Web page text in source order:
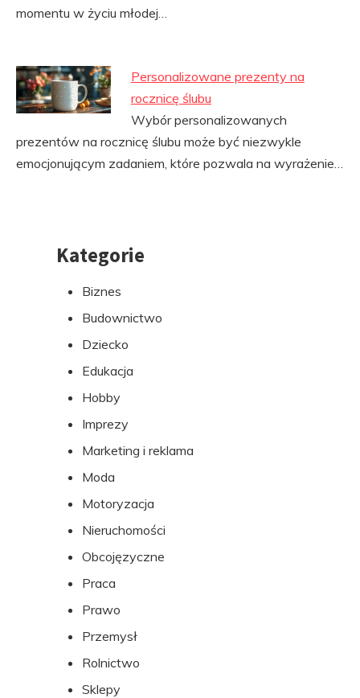
momentu w życiu młodej…
Personalizowane prezenty na
rocznicę ślubu
Wybór personalizowanych
prezentów na rocznicę ślubu może być niezwykle
emocjonującym zadaniem, które pozwala na wyrażenie…
PrzejdźKategorie
Biznes
Budownictwo
Dziecko
Edukacja
Hobby
Imprezy
Marketing i reklama
Moda
Motoryzacja
Nieruchomości
Obcojęzyczne
Praca
Prawo
Przemysł
Rolnictwo
Sklepy